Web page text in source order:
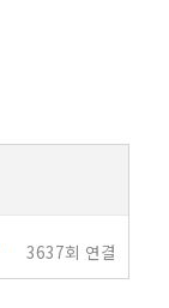
3637회 연결